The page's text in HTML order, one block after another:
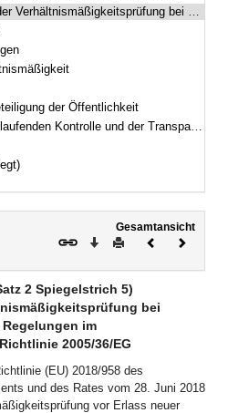
Regelungen im Anwendungsbereich der Richtlinie 2005/36/EG
der Öffentlichkeit
Kontrolle und der Transparenz
Gesamtansicht
Download
DruckenVorheriges
2 Spiegelstrich 5)
bei
im
2005/36/EG
(EU) 2018/958 des
und des Rates vom 28. Juni 2018
vor Erlass neuer